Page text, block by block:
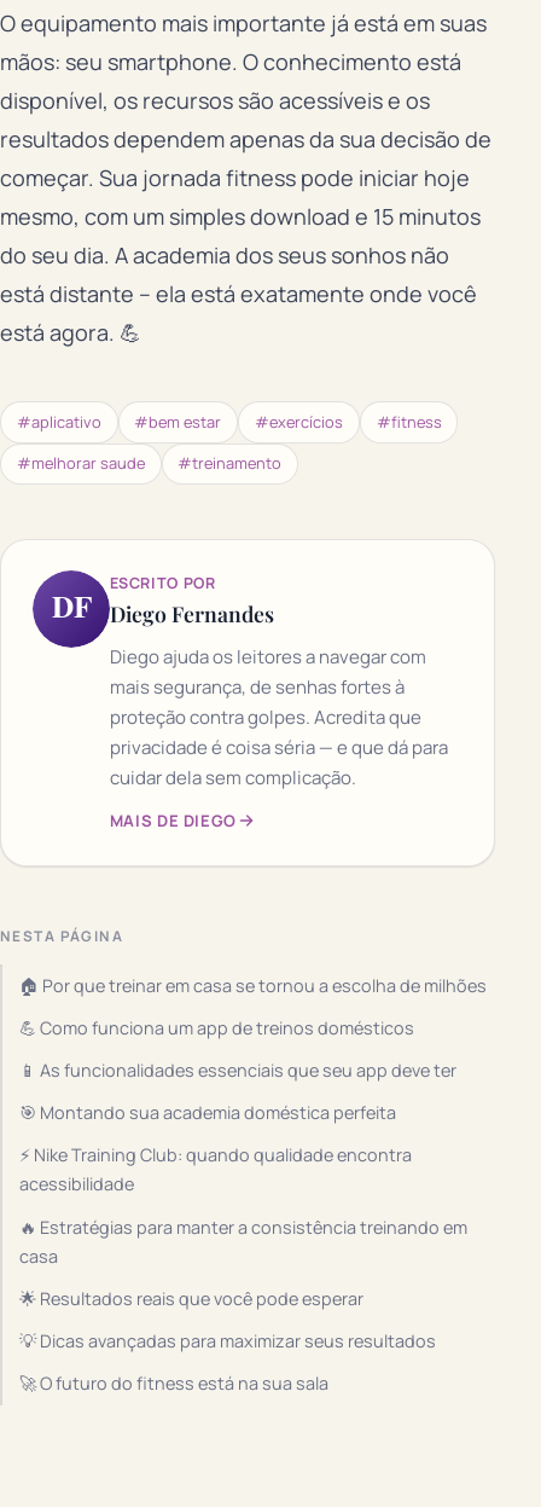
O equipamento mais importante já está em suas
mãos: seu smartphone. O conhecimento está
disponível, os recursos são acessíveis e os
resultados dependem apenas da sua decisão de
começar. Sua jornada fitness pode iniciar hoje
mesmo, com um simples download e 15 minutos
do seu dia. A academia dos seus sonhos não
está distante – ela está exatamente onde você
está agora. 💪
#aplicativo #bem estar #exercícios
#fitness
#melhorar saude
#treinamento
DF
ESCRITO POR
Diego Fernandes
Diego ajuda os leitores a navegar com
mais segurança, de senhas fortes à
proteção contra golpes. Acredita que
privacidade é coisa séria — e que dá para
cuidar dela sem complicação.
MAIS DE DIEGO
NESTA PÁGINA
🏠 Por que treinar em casa se tornou a escolha de milhões
💪 Como funciona um app de treinos domésticos
📱 As funcionalidades essenciais que seu app deve ter
🎯 Montando sua academia doméstica perfeita
⚡ Nike Training Club: quando qualidade encontra
acessibilidade
🔥 Estratégias para manter a consistência treinando em
casa
🌟 Resultados reais que você pode esperar
💡 Dicas avançadas para maximizar seus resultados
🚀 O futuro do fitness está na sua sala